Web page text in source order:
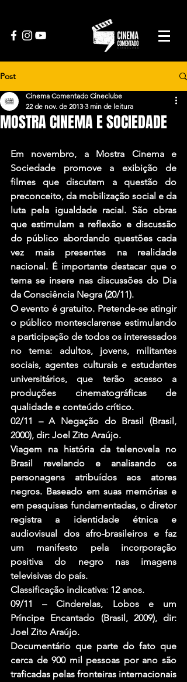
Post
MOSTRA CINEMA E SOCIEDADE
Cinema Comentado Cineclube
22 de nov. de 2013 3 min de leitura
Em novembro, a Mostra Cinema e
Sociedade promove a exibição de
filmes que discutem a questão do
preconceito, da mobilização social e da
luta pela igualdade racial. São obras
que estimulam a reflexão e discussão
do público abordando questões cada
vez mais presentes na realidade
nacional. É importante destacar que o
tema se insere nas discussões do Dia
da Consciência Negra (20/11).
O evento é gratuito. Pretende-se atingir
o público montesclarense estimulando
a participação de todos os interessados
no tema: adultos, jovens, militantes
sociais, agentes culturais e estudantes
universitários, que terão acesso a
produções cinematográficas de
qualidade e conteúdo crítico.
02/11 – A Negação do Brasil (Brasil,
2000), dir: Joel Zito Araújo.
Viagem na história da telenovela no
Brasil revelando e analisando os
personagens atribuídos aos atores
negros. Baseado em suas memórias e
em pesquisas fundamentadas, o diretor
registra a identidade étnica e
audiovisual dos afro-brasileiros e faz
um manifesto pela incorporação
positiva do negro nas imagens
televisivas do país.
Classificação indicativa: 12 anos.
09/11 – Cinderelas, Lobos e um
Príncipe Encantado (Brasil, 2009), dir:
Joel Zito Araújo.
Documentário que parte do fato que
cerca de 900 mil pessoas por ano são
traficadas pelas fronteiras internacionais